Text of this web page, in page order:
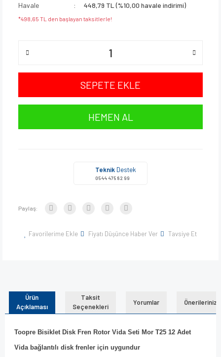
Havale
448,79 TL (%10,00 havale indirimi)
*498,65 TL den başlayan taksitlerle!
SEPETE EKLE
HEMEN AL
Teknik Destek
0544 475 82 99
Paylaş:
Favorilerime Ekle Fiyatı Düşünce Haber Ver Tavsiye Et
Ürün
Açıklaması
Taksit
Seçenekleri
Yorumlar Önerileriniz
Toopre Bisiklet Disk Fren Rotor Vida Seti Mor T25 12 Adet
Vida bağlantılı disk frenler için uygundur